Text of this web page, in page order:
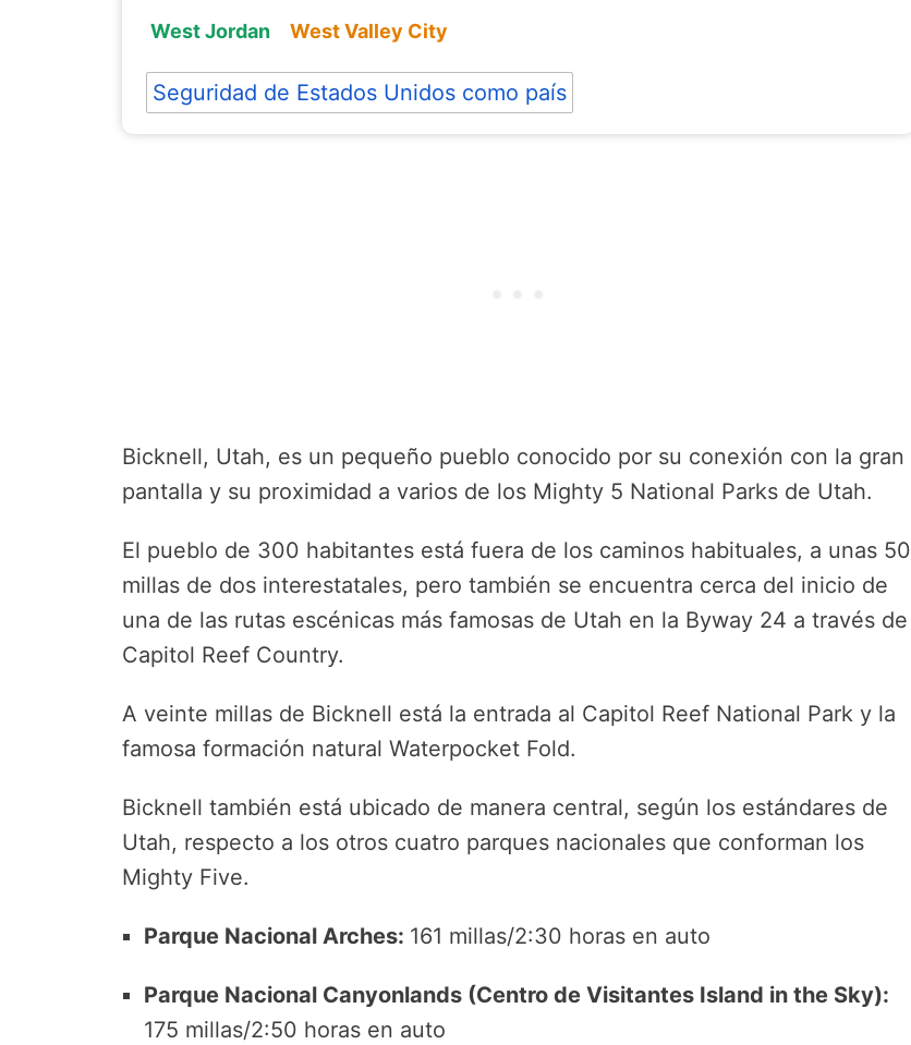
West Jordan
West Valley City
Seguridad de Estados Unidos como país
Bicknell, Utah, es un pequeño pueblo conocido por su conexión con la gran
pantalla y su proximidad a varios de los Mighty 5 National Parks de Utah.
El pueblo de 300 habitantes está fuera de los caminos habituales, a unas 50
millas de dos interestatales, pero también se encuentra cerca del inicio de
una de las rutas escénicas más famosas de Utah en la Byway 24 a través de
Capitol Reef Country.
A veinte millas de Bicknell está la entrada al Capitol Reef National Park y la
famosa formación natural Waterpocket Fold.
Bicknell también está ubicado de manera central, según los estándares de
Utah, respecto a los otros cuatro parques nacionales que conforman los
Mighty Five.
Parque Nacional Arches: 161 millas/2:30 horas en auto
Parque Nacional Canyonlands (Centro de Visitantes Island in the Sky):
175 millas/2:50 horas en auto